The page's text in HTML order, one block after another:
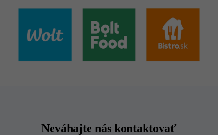
Neváhajte nás kontaktovať